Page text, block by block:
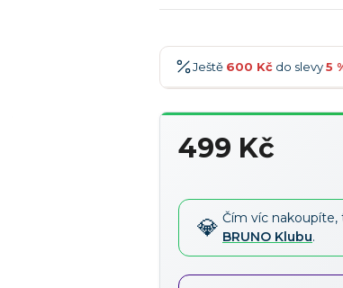
Ještě 600 Kč do slevy5
900 Kč →-7 %
1 500 Kč -15 %
499 Kč
Čím víc
BRUNO Klubu.